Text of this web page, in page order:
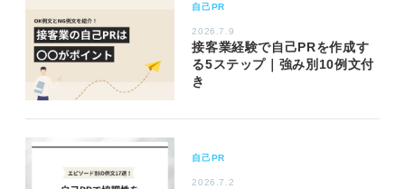
自己PR
2026.7.9
接客業経験で自己PRを作成す
る5ステップ｜強み別10例文付
き
自己PR
2026.7.2